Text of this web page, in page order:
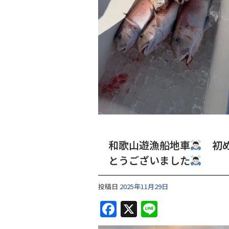
和歌山遊漁船地車
初
とうございました
投稿日 2025年11月29日
F X